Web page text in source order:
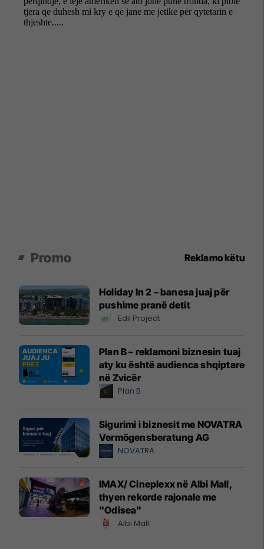
Promo Reklamo këtu
Holiday In 2 – banesa juaj për
pushime pranë detit
Edil Project
Plan B – reklamoni biznesin tuaj
aty ku është audienca shqiptare
në Zvicër
Plan B
Sigurimi i biznesit me NOVATRA
Vermögensberatung AG
NOVATRA
IMAX/ Cineplexx në Albi Mall,
thyen rekorde rajonale me
"Odisea"
Albi Mall